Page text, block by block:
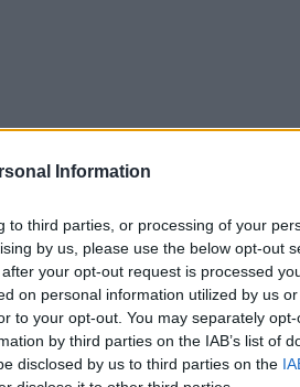
Information
to third parties, or processing of your
by us, please use the below opt-out
your opt-out request is processed
on personal information utilized by us
to your opt-out. You may separately
by third parties on the IAB’s list of
disclosed by us to third parties on the